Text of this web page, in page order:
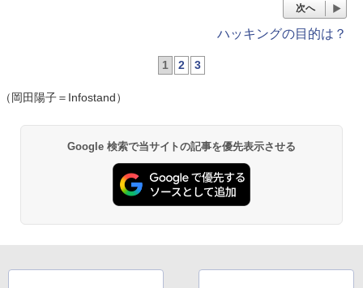
次へ
ハッキングの目的は？
1 2 3
（岡田陽子＝Infostand）
Google 検索で当サイトの記事を優先表示させる